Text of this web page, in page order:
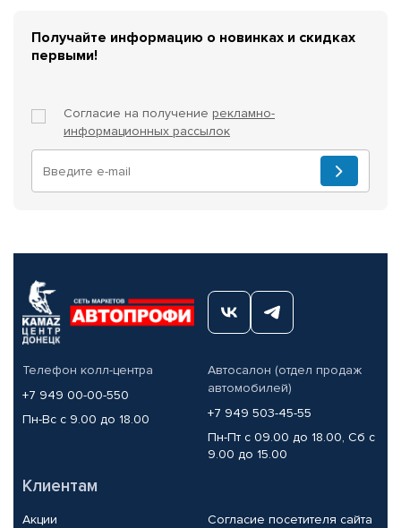
Получайте информацию о новинках и скидках
первыми!
Согласие на получение рекламно-
информационных рассылок
Телефон колл-центра
+7 949 00-00-550
Пн-Вс с 9.00 до 18.00
Автосалон (отдел продаж
автомобилей)
+7 949 503-45-55
Пн-Пт с 09.00 до 18.00, Сб с
9.00 до 15.00
Клиентам
Акции
Согласие посетителя сайта